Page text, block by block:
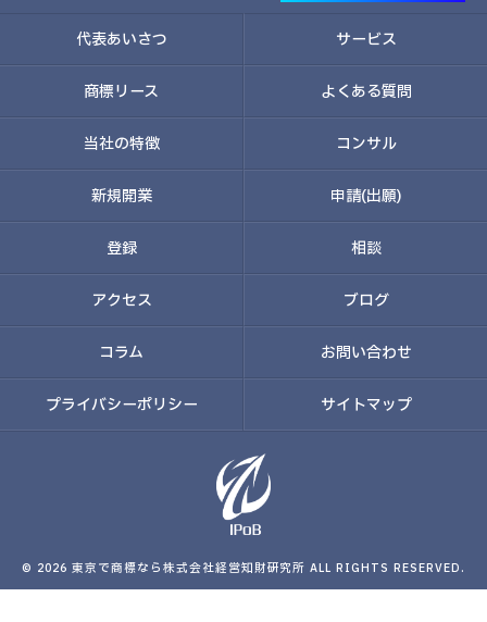
代表あいさつ サービス
商標リース よくある質問
当社の特徴 コンサル
新規開業 申請(出願)
登録 相談
アクセス ブログ
コラム お問い合わせ
プライバシーポリシー サイトマップ
© 2026 東京で商標なら株式会社経営知財研究所 ALL RIGHTS RESERVED.